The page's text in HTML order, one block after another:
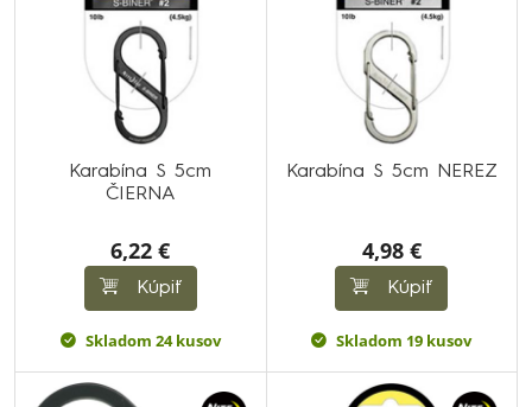
Karabína S 5cm
ČIERNA
6,22 €
Kúpiť
Skladom 24 kusov
Karabína S 5cm NEREZ
4,98 €
Kúpiť
Skladom 19 kusov